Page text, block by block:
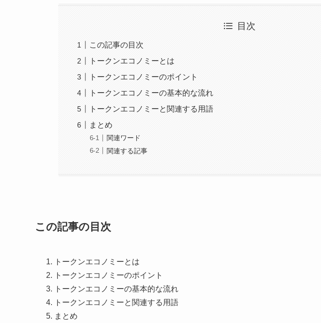
目次
この記事の目次
トークンエコノミーとは
トークンエコノミーのポイント
トークンエコノミーの基本的な流れ
トークンエコノミーと関連する用語
まとめ
関連ワード
関連する記事
この記事の目次
トークンエコノミーとは
トークンエコノミーのポイント
トークンエコノミーの基本的な流れ
トークンエコノミーと関連する用語
まとめ